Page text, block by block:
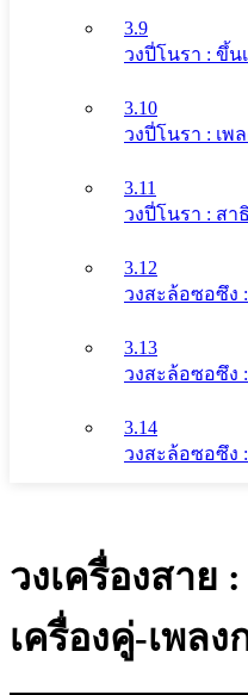
3.9
วงปี่โนรา : ขึ้น
3.10
วงปี่โนรา : เพ
3.11
วงปี่โนรา : สา
3.12
วงสะล้อซอซึง
3.13
วงสะล้อซอซึง
3.14
วงสะล้อซอซึง
วงเครื่องสาย
เครื่องคู่-เพล